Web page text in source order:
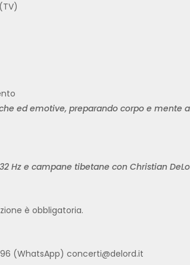
ed emotive, preparando corpo e mente
Hz e campane tibetane con Christian
è obbligatoria.
(WhatsApp) concerti@delord.it